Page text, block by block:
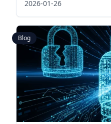
2026-01-26
Blog